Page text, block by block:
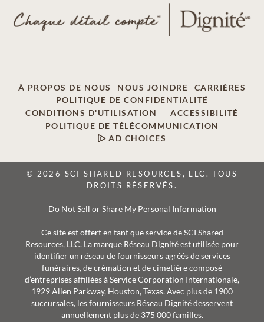
À PROPOS DE NOUS NOUS JOINDRE
CARRIÈRES
POLITIQUE DE CONFIDENTIALITÉ
CONDITIONS D'UTILISATION
ACCESSIBILITÉ
POLITIQUE DE TÉLÉCOMMUNICATION
AD CHOICES
© 2026 SCI SHARED RESOURCES, LLC. TOUS
DROITS RÉSERVÉS.
Do Not Sell or Share My Personal Information
Ce site est offert en tant que service de SCI Shared
Resources, LLC. La marque Réseau Dignité est utilisée pour
identifier un réseau de fournisseurs agréés de services
funéraires, de crémation et de cimetière composé
d’entreprises affiliées à Service Corporation Internationale,
1929 Allen Parkway, Houston, Texas. Avec plus de 1900
succursales, les fournisseurs Réseau Dignité desservent
annuellement plus de 375 000 familles.